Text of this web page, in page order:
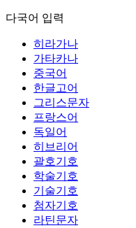
다국어 입력
히라가나
가타카나
중국어
한글고어
그리스문자
프랑스어
독일어
히브리어
괄호기호
학술기호
기술기호
첨자기호
라틴문자